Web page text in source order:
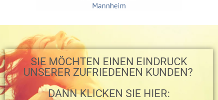
SIE MÖCHTEN EINEN EINDRUCK
UNSERER ZUFRIEDENEN KUNDEN? ​
DANN KLICKEN SIE HIER: